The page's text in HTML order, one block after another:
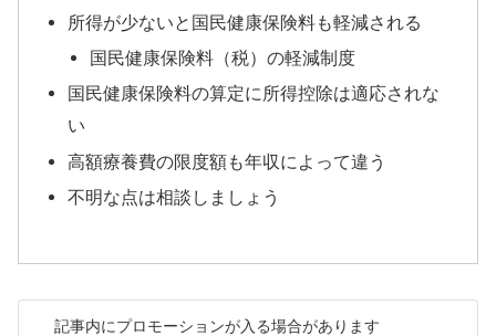
所得が少ないと国民健康保険料も軽減される
国民健康保険料（税）の軽減制度
国民健康保険料の算定に所得控除は適応されな
い
高額療養費の限度額も年収によって違う
不明な点は相談しましょう
記事内にプロモーションが入る場合があります